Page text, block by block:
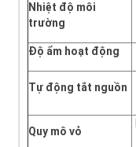
Nhiệt độ môi
trường
Độ ẩm hoạt động
Tự động tắt nguồn
Quy mô vỏ